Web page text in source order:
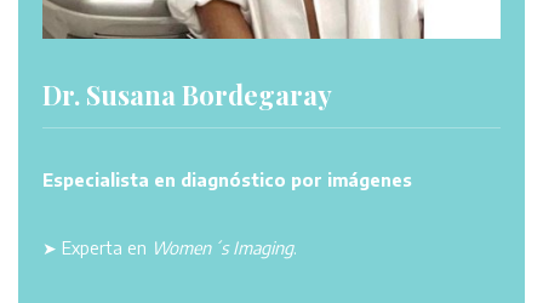
Dr. Susana Bordegaray
Especialista en diagnóstico por imágenes
➤ Experta en Women´s Imaging.